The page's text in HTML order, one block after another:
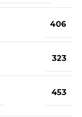
406
323
453